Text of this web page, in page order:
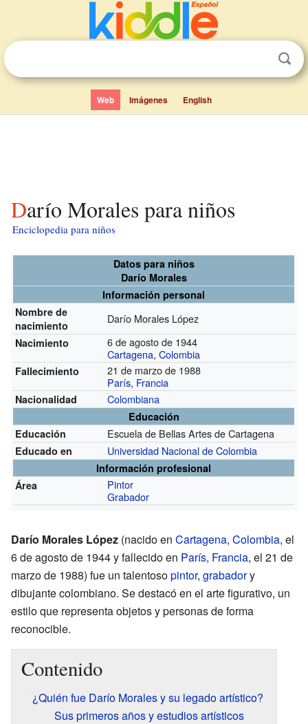
Web Imágenes English
Darío Morales para niños
Enciclopedia para niños
Datos para niños
Darío Morales
Información personal
Nombre de
nacimiento
Darío Morales López
Nacimiento
6 de agosto de 1944
Cartagena,Colombia
Fallecimiento
21 de marzo de 1988
París, Francia
Nacionalidad Colombiana
Educación
Educación
Escuela de Bellas Artes de Cartagena
Educado en Universidad Nacional de Colombia
Información profesional
Área
Pintor
Grabador
Darío Morales López (nacido en Cartagena, Colombia, el
6 de agosto de 1944 y fallecido en París, Francia, el 21 de
marzo de 1988) fue un talentosopintor, grabadory
dibujante colombiano. Se destacó en el arte figurativo, un
estilo que representa objetos y personas de forma
reconocible.
Contenido
¿Quién fue Darío Morales y su legado artístico?
Sus primeros años y estudios artísticos